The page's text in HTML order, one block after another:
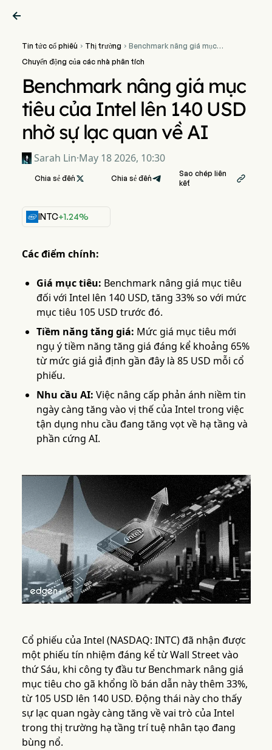

Tin tức cổ phiếu  Thị trường  Benchmark nâng giá mục
nhờ sự lạc quan về AI
Chuyển động của các nhà phân tích
Benchmark nâng giá mục
tiêu của Intel lên 140 USD
nhờ sự lạc quan về AI
Sarah Lin·May 18 2026, 10:30
Chia sẻ đến  Chia sẻ đến
Sao chép liên
kết

INTC+1.24%
Các điểm chính:
Giá mục tiêu: Benchmark nâng giá mục tiêu
đối với Intel lên 140 USD, tăng 33% so với mức
mục tiêu 105 USD trước đó.
Tiềm năng tăng giá: Mức giá mục tiêu mới
ngụ ý tiềm năng tăng giá đáng kể khoảng 65%
từ mức giá giả định gần đây là 85 USD mỗi cổ
phiếu.
Nhu cầu AI: Việc nâng cấp phản ánh niềm tin
ngày càng tăng vào vị thế của Intel trong việc
tận dụng nhu cầu đang tăng vọt về hạ tầng và
phần cứng AI.
Cổ phiếu của Intel (NASDAQ: INTC) đã nhận được
một phiếu tín nhiệm đáng kể từ Wall Street vào
thứ Sáu, khi công ty đầu tư Benchmark nâng giá
mục tiêu cho gã khổng lồ bán dẫn này thêm 33%,
từ 105 USD lên 140 USD. Động thái này cho thấy
sự lạc quan ngày càng tăng về vai trò của Intel
trong thị trường hạ tầng trí tuệ nhân tạo đang
bùng nổ.